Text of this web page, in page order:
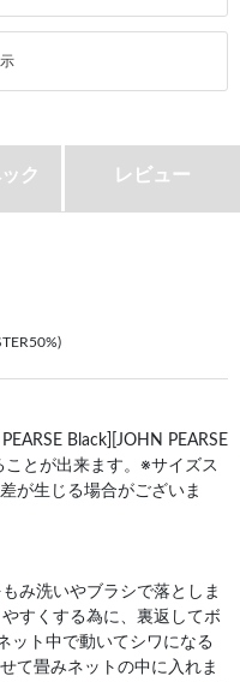
ク レビュー
Black][JOHN PEARSE
とが出来ます。※サイズス
が生じる場合がございま
み洗いやブラシで落としま
すくする為に、裏返してボ
ット中で動いてシワになる
て畳みネットの中に入れま